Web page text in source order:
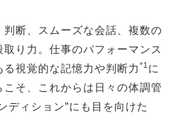
断、スムーズな会話、複数の
り力。仕事のパフォーマンス
視覚的な記憶力や判断力 *1 に
そ、これからは日々の体調管
ディション”にも目を向けた